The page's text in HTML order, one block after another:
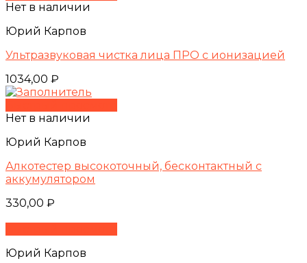
Нет в наличии
Юрий Карпов
Ультразвуковая чистка лица ПРО с ионизацией
1034,00 ₽
Нет в наличии
Юрий Карпов
Алкотестер высокоточный, бесконтактный с
аккумулятором
330,00 ₽
Юрий Карпов